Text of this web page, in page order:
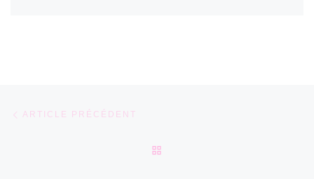
Parcourir les articles
ARTICLE PRÉCÉDENT